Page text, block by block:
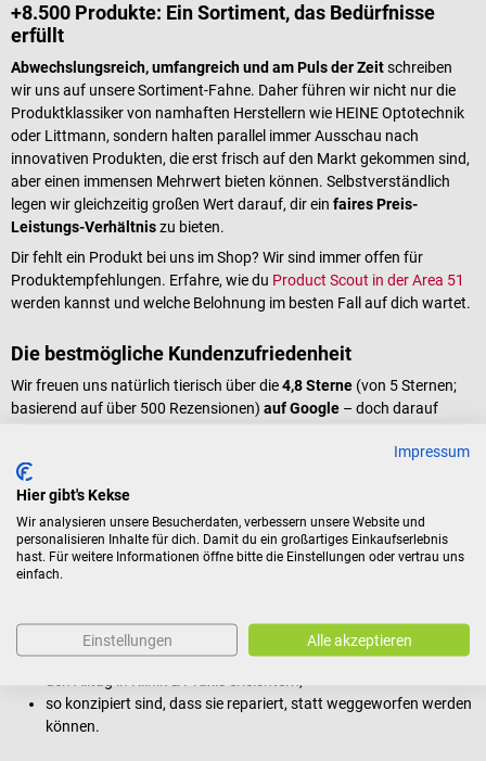
+8.500 Produkte: Ein Sortiment, das Bedürfnisse
erfüllt
Abwechslungsreich, umfangreich und am Puls der Zeitschreiben
wir uns auf unsere Sortiment-Fahne. Daher führen wir nicht nur die
Produktklassiker von namhaften Herstellern wie HEINE Optotechnik
oder Littmann, sondern halten parallel immer Ausschau nach
innovativen Produkten, die erst frisch auf den Markt gekommen sind,
aber einen immensen Mehrwert bieten können. Selbstverständlich
legen wir gleichzeitig großen Wert darauf, dir ein faires Preis-
Leistungs-Verhältniszu bieten.
Dir fehlt ein Produkt bei uns im Shop? Wir sind immer offen für
Produktempfehlungen. Erfahre, wie du Product Scout in der Area 51
werden kannst und welche Belohnung im besten Fall auf dich wartet.
Die bestmögliche Kundenzufriedenheit
Wir freuen uns natürlich tierisch über die4,8 Sterne (von 5 Sternen;
basierend auf über 500 Rezensionen) auf Google – doch darauf
dazu, dass wir im Hintergrund laufend an noch nicht gänzlich
ausgeschöpften Potenzialen arbeiten. Unser Ziel: Unseren Service für
dich noch besser machen!
Innovation aus der eigenen Schmiede
Moderne Technologie, Funktionalität und kein Kompromiss beim
medizinischen Instrumenten, die:
zum täglichen Werkzeug gehören,
den Alltag in Klinik & Praxis erleichtern,
so konzipiert sind, dass sie repariert, statt weggeworfen werden
können.
Impressum
Hier gibt's Kekse
Wir analysieren unsere Besucherdaten, verbessern unsere Website und
personalisieren Inhalte für dich. Damit du ein großartiges Einkaufserlebnis
hast. Für weitere Informationen öffne bitte die Einstellungen oder vertrau uns
einfach.
Einstellungen Alle akzeptieren